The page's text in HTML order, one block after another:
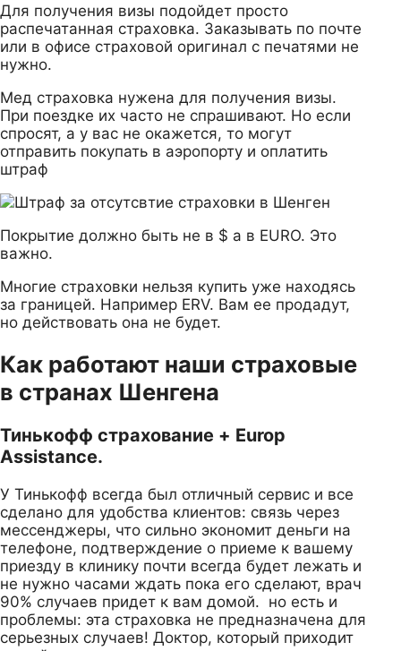
Для получения визы подойдет просто
распечатанная страховка. Заказывать по почте
или в офисе страховой оригинал с печатями не
нужно.
Мед страховка нужена для получения визы.
При поездке их часто не спрашивают. Но если
спросят, а у вас не окажется, то могут
отправить покупать в аэропорту и оплатить
штраф
Покрытие должно быть не в $ а в EURO. Это
важно.
Многие страховки нельзя купить уже находясь
за границей. Например ERV. Вам ее продадут,
но действовать она не будет.
Как работают наши страховые
в странах Шенгена
Тинькофф страхование + Europ
Assistance.
У Тинькофф всегда был отличный сервис и все
сделано для удобства клиентов: связь через
мессенджеры, что сильно экономит деньги на
телефоне, подтверждение о приеме к вашему
приезду в клинику почти всегда будет лежать и
не нужно часами ждать пока его сделают, врач
90% случаев придет к вам домой. но есть и
проблемы: эта страховка не предназначена для
серьезных случаев! Доктор, который приходит